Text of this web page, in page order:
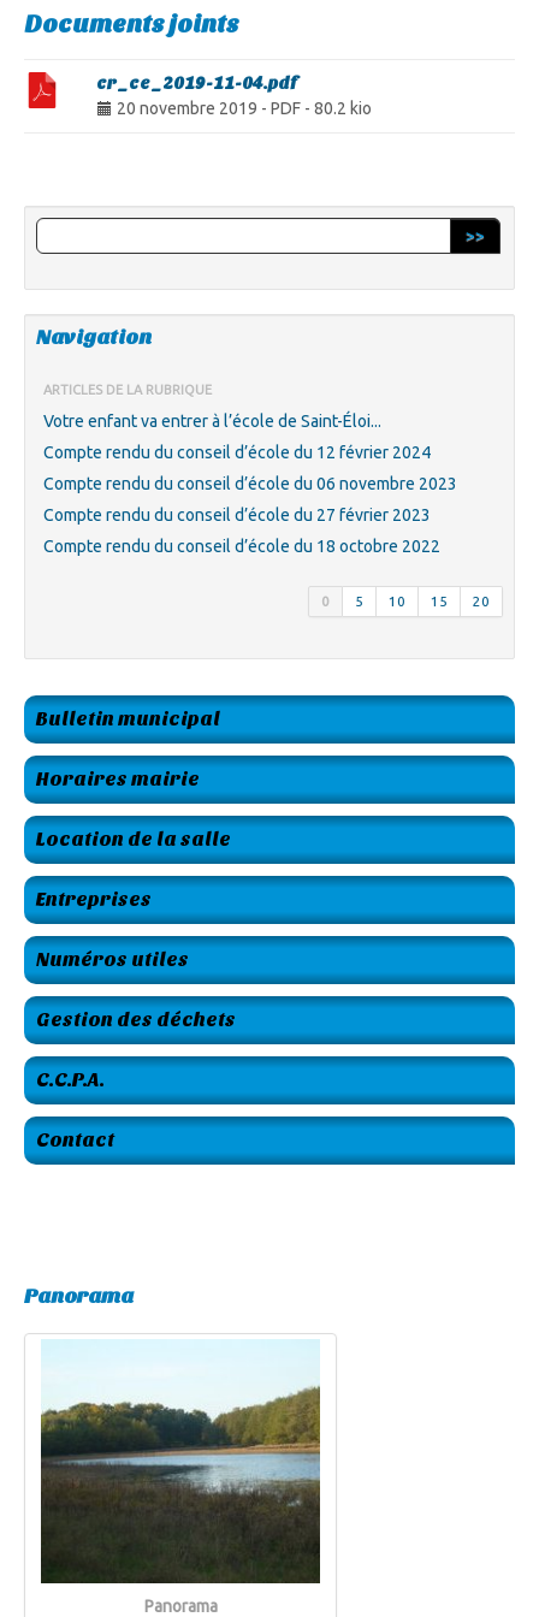
Documents joints
cr_ce_2019-11-04.pdf
20 novembre 2019 - PDF - 80.2 kio
>>
Navigation
ARTICLES DE LA RUBRIQUE
Votre enfant va entrer à l’école de Saint-Éloi...
Compte rendu du conseil d’école du 12 février 2024
Compte rendu du conseil d’école du 06 novembre 2023
Compte rendu du conseil d’école du 27 février 2023
Compte rendu du conseil d’école du 18 octobre 2022
0 5 10 15 20
Bulletin municipal
Horaires mairie
Location de la salle
Entreprises
Numéros utiles
Gestion des déchets
C.C.P.A.
Contact
Panorama
Panorama